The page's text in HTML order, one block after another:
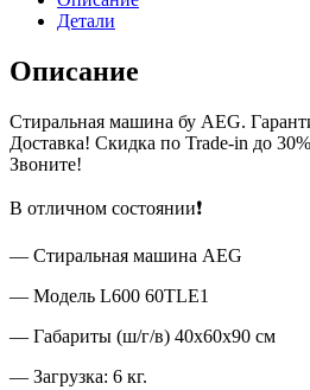
Детали
Описание
Стиральная машина бу AEG.
Доставка! Скидка по Trade-in до
Звоните!
В отличном состоянии❗
— Стиральная машина AEG
— Модель L600 60TLE1
— Габариты (ш/г/в) 40x60x90 см
— Загрузка: 6 кг.